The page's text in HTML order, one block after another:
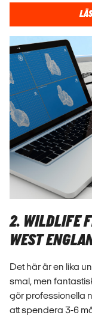
2. WILDLIFE
WEST
Det här är en lika
smal, men
gör professionella
att spendera 3-6